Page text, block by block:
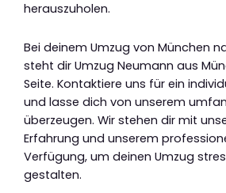
herauszuholen.
Bei deinem Umzug von München
steht dir Umzug Neumann aus
Seite. Kontaktiere uns für ein
und lasse dich von unserem
überzeugen. Wir stehen dir mit
Erfahrung und unserem
Verfügung, um deinen Umzug
gestalten.